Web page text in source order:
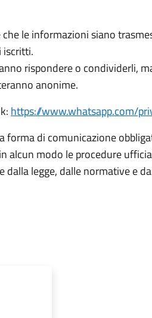
le informazioni siano
iscritti.
rispondere o condividerli,
anonime.
https://www.whatsapp.com/
forma di comunicazione
alcun modo le procedure
legge, dalle normative e